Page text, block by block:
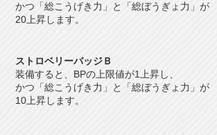
かつ「総こうげき力」と「総ぼうぎょ力」が
20上昇します。
ストロベリーバッジＢ
装備すると、BPの上限値が1上昇し、
かつ「総こうげき力」と「総ぼうぎょ力」が
10上昇します。